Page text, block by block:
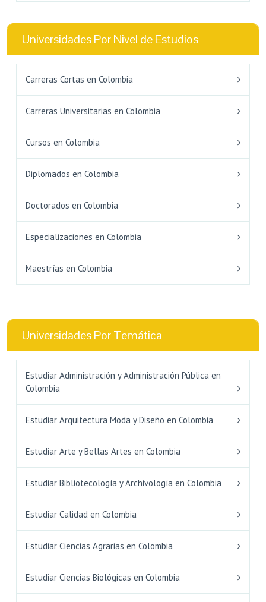
Universidades Por Nivel de Estudios
Carreras Cortas en Colombia
Carreras Universitarias en Colombia
Cursos en Colombia
Diplomados en Colombia
Doctorados en Colombia
Especializaciones en Colombia
Maestrías en Colombia
Universidades Por Temática
Estudiar Administración y Administración Pública en
Colombia
Estudiar Arquitectura Moda y Diseño en Colombia
Estudiar Arte y Bellas Artes en Colombia
Estudiar Bibliotecología y Archivología en Colombia
Estudiar Calidad en Colombia
Estudiar Ciencias Agrarias en Colombia
Estudiar Ciencias Biológicas en Colombia